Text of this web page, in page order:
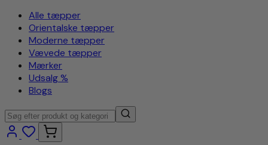
Alle tæpper
Orientalske tæpper
Moderne tæpper
Vævede tæpper
Mærker
Udsalg %
Blogs